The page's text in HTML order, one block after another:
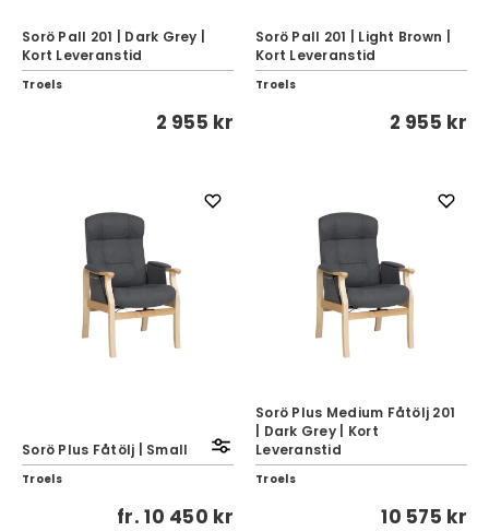
Sorö Pall 201 | Dark Grey |
Kort Leveranstid
Troels
2 955 kr
Sorö Pall 201 | Light Brown |
Kort Leveranstid
Troels
2 955 kr
Sorö Plus Fåtölj | Small
Troels
fr.10 450 kr
Sorö Plus Medium Fåtölj 201
| Dark Grey | Kort
Leveranstid
Troels
10 575 kr